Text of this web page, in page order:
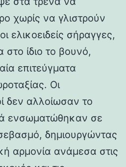
χωρίς να γλιστρούν
ελικοειδείς σήραγγες,
ίδιο το βουνό,
επιτεύγματα
Οι
δεν αλλοίωσαν το
ενσωματώθηκαν σε
δημιουργώντας
αρμονία ανάμεσα στις